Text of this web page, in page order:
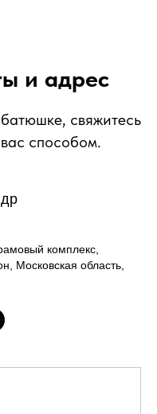
и адрес
свяжитесь
способом.
комплекс,
Московская область,